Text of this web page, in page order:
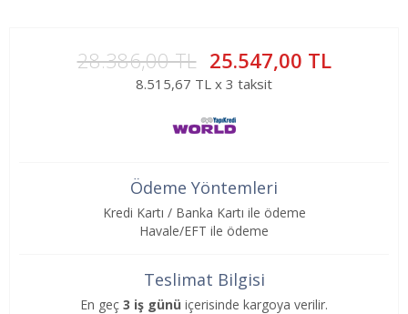
28.386,00 TL 25.547,00 TL
8.515,67 TL x 3 taksit
Ödeme Yöntemleri
Kredi Kartı / Banka Kartı ile ödeme
Havale/EFT ile ödeme
Teslimat Bilgisi
En geç 3 iş günü içerisinde kargoya verilir.